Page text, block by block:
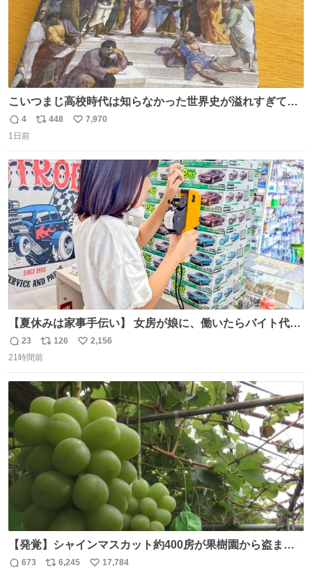
こいつまじ高校時代は知らなかった世界史が溢れすぎてて
𝑩𝑰𝑮 𝑳𝑶𝑽𝑬＿＿
返
信
4
リ
ト
数
448
い
数
7,970
1日前
【夏休みは家事手伝い】 女房が娘に、働いたらバイト代も
らえば？と言ったら、娘は、いらない、と言って黙々と働
いてくれました。 あとでソフトクリーム買ってやろうと思
返
信
23
リ
ポ
ト
数
126
い
数
2,156
21時間前
【発覚】シャインマスカット約400房が果樹園から盗まれ
る 栃木・佐野市 news.livedoor.com/article/detail… 被害
673 6,245 17,784